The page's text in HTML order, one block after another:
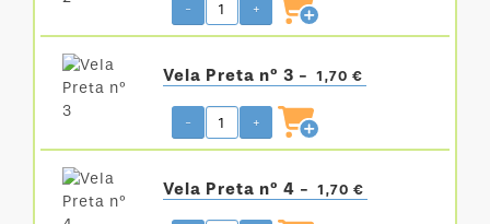
- +
Vela Preta nº 3 - 1,70 €
- +
Vela Preta nº 4 - 1,70 €